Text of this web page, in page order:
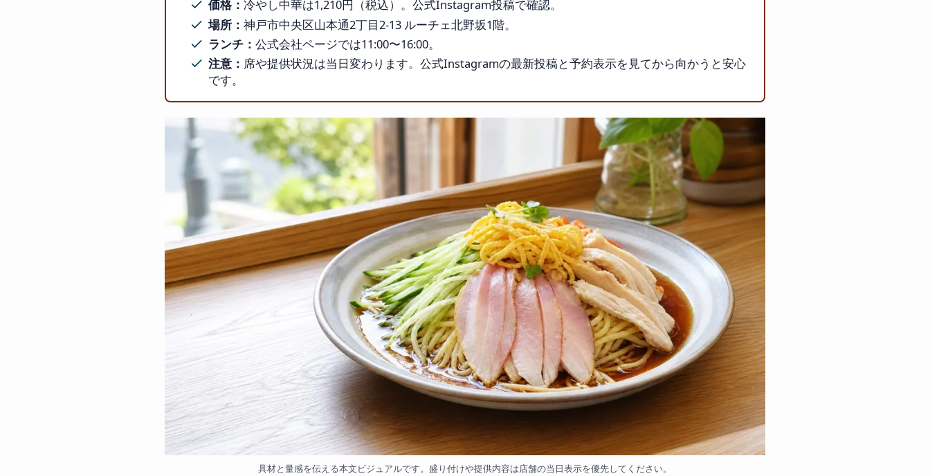
価格： 冷やし中華は1,210円（税込）。公式Instagram投稿で確認。
場所： 神戸市中央区山本通2丁目2-13 ルーチェ北野坂1階。
ランチ： 公式会社ページでは11:00〜16:00。
注意： 席や提供状況は当日変わります。公式Instagramの最新投稿と予約表示を見てから向かうと安心
です。
具材と量感を伝える本文ビジュアルです。盛り付けや提供内容は店舗の当日表示を優先してください。